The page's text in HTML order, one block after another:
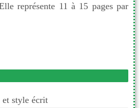
représente 11 à 15 pages par
et style écrit